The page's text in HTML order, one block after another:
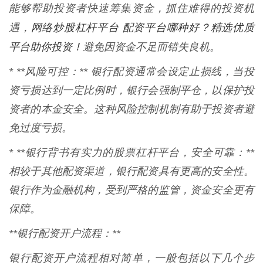
能够帮助投资者快速筹集资金，抓住难得的投资机
遇， 网络炒股杠杆平台 配资平台哪种好？精选优质
平台助你投资！ 避免因资金不足而错失良机。
* **风险可控：** 银行配资通常会设定止损线，当投
资亏损达到一定比例时，银行会强制平仓，以保护投
资者的本金安全。这种风险控制机制有助于投资者避
免过度亏损。
* **银行背书有实力的股票杠杆平台，安全可靠：**
相较于其他配资渠道，银行配资具有更高的安全性。
银行作为金融机构，受到严格的监管，资金安全更有
保障。
**银行配资开户流程：**
银行配资开户流程相对简单，一般包括以下几个步